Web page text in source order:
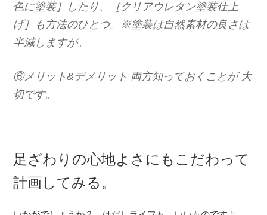
色に塗装］したり、［クリアウレタン塗装仕上
げ］も方法のひとつ。※塗装は自然素材の良さは
半減しますが。
⑥メリット&デメリット 両方知っておくことが 大
切です。
足ざわりの心地よさにもこだわって
計画してみる。